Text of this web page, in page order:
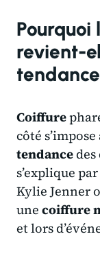
Pourquoi
revient-
Coiffure
côté
tendance
s’explique
Kylie Jenner
une coiffure
et lors